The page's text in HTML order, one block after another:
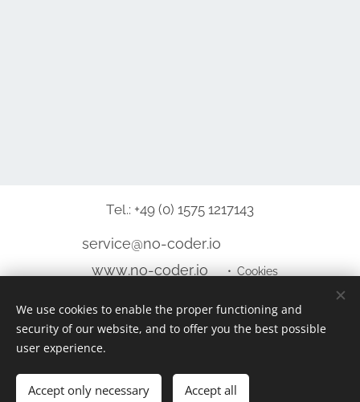
Add to cart
Tel.: +49 (0) 1575 1217143
service@no-coder.io
www.no-coder.io
Cookies
Languages
Deutsch
English
We use cookies to enable the proper functioning and
security of our website, and to offer you the best possible
user experience.
Accept only necessary Accept all